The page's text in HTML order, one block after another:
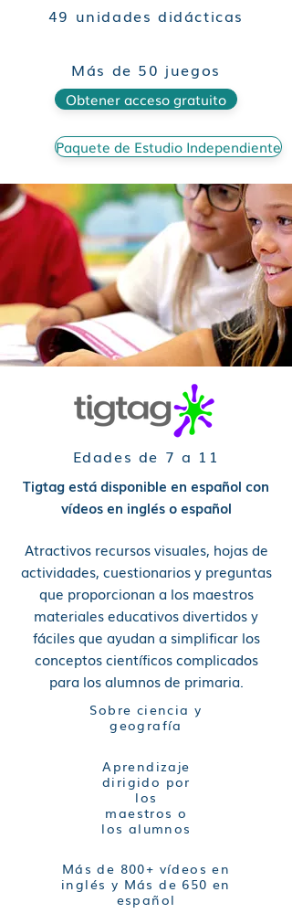
49 unidades didácticas
Más de 50 juegos
Obtener acceso gratuito
Paquete de Estudio Independiente
Edades de 7 a 11
Tigtag está disponible en español con
vídeos en inglés o español
Atractivos recursos visuales, hojas de
actividades, cuestionarios y preguntas
que proporcionan a los maestros
materiales educativos divertidos y
fáciles que ayudan a simplificar los
conceptos científicos complicados
para los alumnos de primaria.
Sobre ciencia y
geografía
Aprendizaje
dirigido por
los
maestros o
los alumnos
Más de 800+ vídeos en
inglés y Más de 650 en
español